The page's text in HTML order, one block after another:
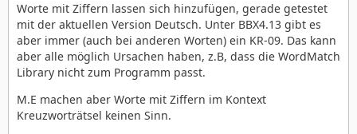
Worte mit Ziffern lassen sich hinzufügen, gerade getestet
mit der aktuellen Version Deutsch. Unter BBX4.13 gibt es
aber immer (auch bei anderen Worten) ein KR-09. Das kann
aber alle möglich Ursachen haben, z.B, dass die WordMatch
Library nicht zum Programm passt.
M.E machen aber Worte mit Ziffern im Kontext
Kreuzworträtsel keinen Sinn.